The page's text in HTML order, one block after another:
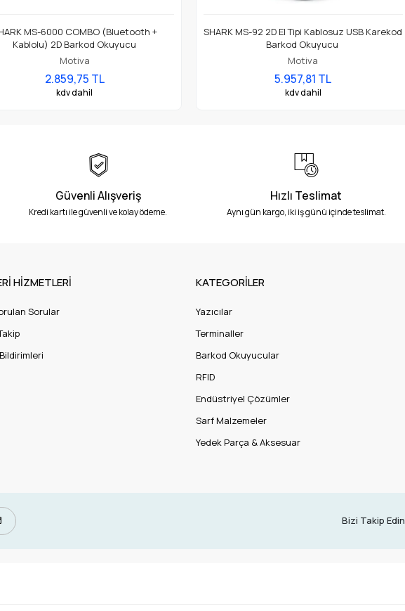
MS-6000 COMBO (Bluetooth +
Kablolu) 2D Barkod Okuyucu
Motiva
2.859,75 TL
kdv dahil
SHARK MS-92 2D El Tipi Kablosuz USB Karekod
Barkod Okuyucu
Motiva
5.957,81 TL
kdv dahil
Güvenli Alışveriş
Kredi kartı ile güvenli ve kolay ödeme.
Hızlı Teslimat
Aynı gün kargo, iki iş günü içinde teslimat.
HİZMETLERİ
Sorular
KATEGORİLER
Yazıcılar
Terminaller
Barkod Okuyucular
RFID
Endüstriyel Çözümler
Sarf Malzemeler
Yedek Parça & Aksesuar
Bizi Takip Edin